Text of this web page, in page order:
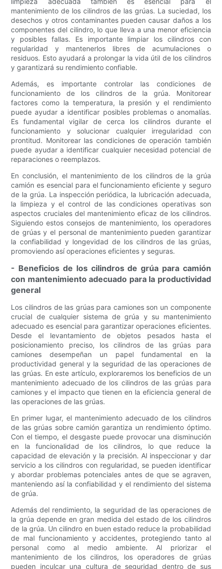
mantenimiento de los cilindros de las grúas. La suciedad, los
desechos y otros contaminantes pueden causar daños a los
componentes del cilindro, lo que lleva a una menor eficiencia
y posibles fallas. Es importante limpiar los cilindros con
regularidad y mantenerlos libres de acumulaciones o
residuos. Esto ayudará a prolongar la vida útil de los cilindros
y garantizará su rendimiento confiable.
Además, es importante controlar las condiciones de
funcionamiento de los cilindros de la grúa. Monitorear
factores como la temperatura, la presión y el rendimiento
puede ayudar a identificar posibles problemas o anomalías.
Es fundamental vigilar de cerca los cilindros durante el
funcionamiento y solucionar cualquier irregularidad con
prontitud. Monitorear las condiciones de operación también
puede ayudar a identificar cualquier necesidad potencial de
reparaciones o reemplazos.
En conclusión, el mantenimiento de los cilindros de la grúa
camión es esencial para el funcionamiento eficiente y seguro
de la grúa. La inspección periódica, la lubricación adecuada,
la limpieza y el control de las condiciones operativas son
aspectos cruciales del mantenimiento eficaz de los cilindros.
Siguiendo estos consejos de mantenimiento, los operadores
de grúas y el personal de mantenimiento pueden garantizar
la confiabilidad y longevidad de los cilindros de las grúas,
promoviendo así operaciones eficientes y seguras.
- Beneficios de los cilindros de grúa para camión
con mantenimiento adecuado para la productividad
general
Los cilindros de las grúas para camiones son un componente
crucial de cualquier sistema de grúa y su mantenimiento
adecuado es esencial para garantizar operaciones eficientes.
Desde el levantamiento de objetos pesados ​​hasta el
posicionamiento preciso, los cilindros de las grúas para
camiones desempeñan un papel fundamental en la
productividad general y la seguridad de las operaciones de
las grúas. En este artículo, exploraremos los beneficios de un
mantenimiento adecuado de los cilindros de las grúas para
camiones y el impacto que tienen en la eficiencia general de
las operaciones de las grúas.
En primer lugar, el mantenimiento adecuado de los cilindros
de las grúas sobre camión garantiza un rendimiento óptimo.
Con el tiempo, el desgaste puede provocar una disminución
en la funcionalidad de los cilindros, lo que reduce la
capacidad de elevación y la precisión. Al inspeccionar y dar
servicio a los cilindros con regularidad, se pueden identificar
y abordar problemas potenciales antes de que se agraven,
manteniendo así la confiabilidad y el rendimiento del sistema
de grúa.
Además del rendimiento, la seguridad de las operaciones de
la grúa depende en gran medida del estado de los cilindros
de la grúa. Un cilindro en buen estado reduce la probabilidad
de mal funcionamiento y accidentes, protegiendo tanto al
personal como al medio ambiente. Al priorizar el
mantenimiento de los cilindros, los operadores de grúas
pueden inculcar una cultura de seguridad dentro de sus